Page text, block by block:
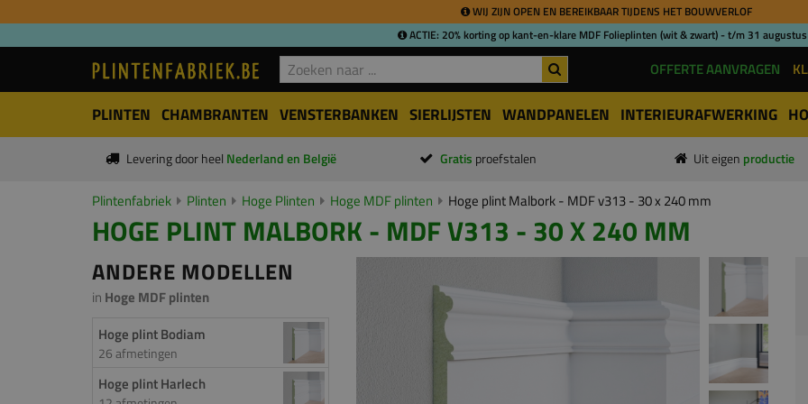
WIJ ZIJN OPEN EN BEREIKBAAR TIJDENS HET BOUWVERLOF
ACTIE: 20% korting op kant-en-klare MDF Folieplinten (wit & zwart) - t/m 31
OFFERTE AANVRAGEN
PLINTEN CHAMBRANTEN VENSTERBANKEN SIERLIJSTEN WANDPANELEN INTERIEURAFWERKING
Levering door heel Nederland en België Gratis proefstalen Uit eigen productie
Plintenfabriek Plinten Hoge Plinten Hoge MDF plinten Hoge plint Malbork - MDF v313 - 30 x 240 mm
HOGE PLINT MALBORK - MDF V313 - 30 X 240 MM
ANDERE MODELLEN
in Hoge MDF plinten
Hoge plint Bodiam
26 afmetingen
Hoge plint Harlech